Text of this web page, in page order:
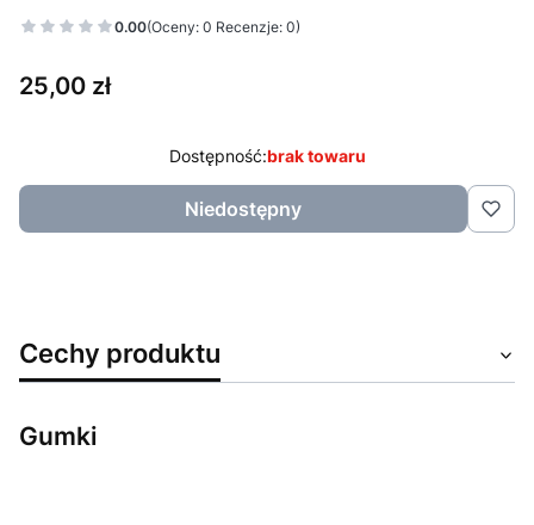
0.00(Oceny: 0 Recenzje: 0)
Cena
25,00 zł
Dostępność:brak towaru
Niedostępny
Cechy produktu
Gumki